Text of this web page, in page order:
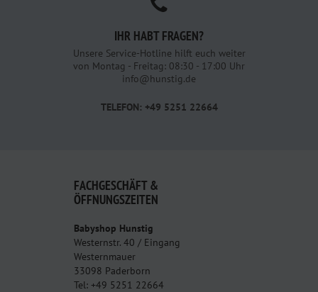
IHR HABT FRAGEN?
Unsere Service-Hotline hilft euch weiter
von Montag - Freitag: 08:30 - 17:00 Uhr
info@hunstig.de
TELEFON: +49 5251 22664
FACHGESCHÄFT &
ÖFFNUNGSZEITEN
Babyshop Hunstig
Westernstr. 40 / Eingang
Westernmauer
33098 Paderborn
Tel: +49 5251 22664